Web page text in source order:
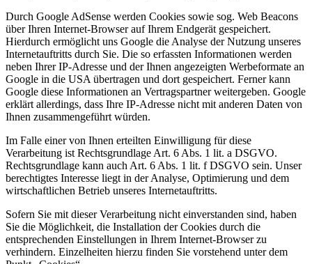
Durch Google AdSense werden Cookies sowie sog. Web Beacons
über Ihren Internet-Browser auf Ihrem Endgerät gespeichert.
Hierdurch ermöglicht uns Google die Analyse der Nutzung unseres
Internetauftritts durch Sie. Die so erfassten Informationen werden
neben Ihrer IP-Adresse und der Ihnen angezeigten Werbeformate an
Google in die USA übertragen und dort gespeichert. Ferner kann
Google diese Informationen an Vertragspartner weitergeben. Google
erklärt allerdings, dass Ihre IP-Adresse nicht mit anderen Daten von
Ihnen zusammengeführt würden.
Im Falle einer von Ihnen erteilten Einwilligung für diese
Verarbeitung ist Rechtsgrundlage Art. 6 Abs. 1 lit. a DSGVO.
Rechtsgrundlage kann auch Art. 6 Abs. 1 lit. f DSGVO sein. Unser
berechtigtes Interesse liegt in der Analyse, Optimierung und dem
wirtschaftlichen Betrieb unseres Internetauftritts.
Sofern Sie mit dieser Verarbeitung nicht einverstanden sind, haben
Sie die Möglichkeit, die Installation der Cookies durch die
entsprechenden Einstellungen in Ihrem Internet-Browser zu
verhindern. Einzelheiten hierzu finden Sie vorstehend unter dem